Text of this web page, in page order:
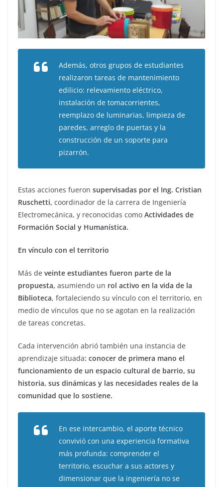
Además, otros grupos de estudiantes
realizaron tareas de mantenimiento
edilicio: relevamiento eléctrico,
instalación de tomacorrientes,
reemplazo de luminarias, limpieza de
paredes, arreglo de puertas y la
construcción de un soporte para
pizarrón.
Estas acciones fueron supervisadas por el Ing. Cristian
Ruschetti, coordinador de la carrera de Ingeniería
Electromecánica, y reconocidas como Actividades de
Formación Social y Humanística.
En vínculo con el territorio
Más de veinte estudiantes fueron parte de la
propuesta, asumiendo un rol activo en la vida de la
Biblioteca, fortaleciendo su vínculo con el territorio, en
medio de vínculos que no se agotan en la realización
de tareas concretas.
Cada intervención abrió también una instancia de
aprendizaje situada: conocer de primera mano el
funcionamiento de un espacio cultural de barrio, su
historia, sus dinámicas y las necesidades reales de la
comunidad que lo sostiene.
En ese intercambio, el aporte técnico
convivió con una experiencia formativa
más profunda: comprender el
territorio, escuchar a sus actores y
dimensionar que la ingeniería no se